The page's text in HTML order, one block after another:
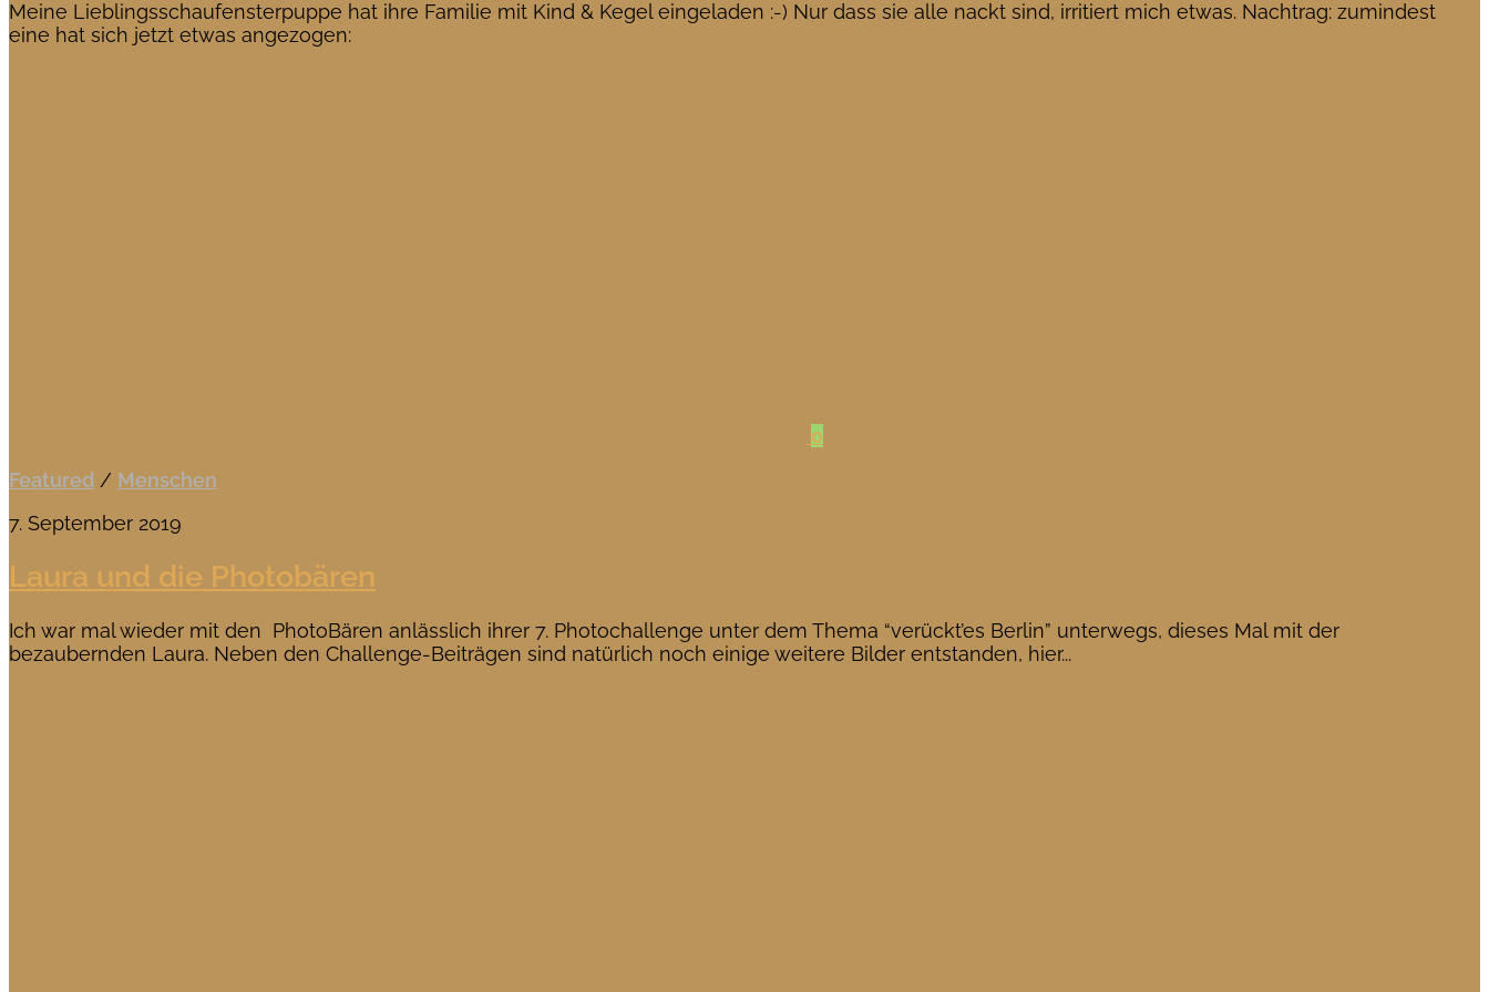
Meine Lieblingsschaufensterpuppe hat ihre Familie mit Kind & Kegel eingeladen :-) Nur dass sie alle nackt sind, irritiert mich etwas. Nachtrag: zumindest
eine hat sich jetzt etwas angezogen:
0
Featured / Menschen
7. September 2019
Laura und die Photobären
Ich war mal wieder mit den PhotoBären anlässlich ihrer 7. Photochallenge unter dem Thema “verückt’es Berlin” unterwegs, dieses Mal mit der
bezaubernden Laura. Neben den Challenge-Beiträgen sind natürlich noch einige weitere Bilder entstanden, hier...